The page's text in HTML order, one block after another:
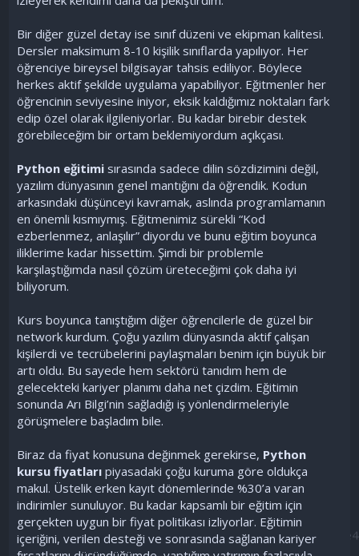
Bir diğer güzel detay ise sınıf düzeni ve ekipman kalitesi.
Dersler maksimum 8-10 kişilik sınıflarda yapılıyor. Her
öğrenciye bireysel bilgisayar tahsis ediliyor. Böylece
herkes aktif şekilde uygulama yapabiliyor. Eğitmenler her
öğrencinin seviyesine iniyor, eksik kaldığımız noktaları fark
edip özel olarak ilgileniyorlar. Bu kadar birebir destek
görebileceğim bir ortam beklemiyordum açıkçası.
Python eğitimi sırasında sadece dilin sözdizimini değil,
yazılım dünyasının genel mantığını da öğrendik. Kodun
arkasındaki düşünceyi kavramak, aslında programlamanın
en önemli kısmıymış. Eğitmenimiz sürekli “Kod
ezberlenmez, anlaşılır” diyordu ve bunu eğitim boyunca
iliklerime kadar hissettim. Şimdi bir problemle
karşılaştığımda nasıl çözüm üreteceğimi çok daha iyi
biliyorum.
Kurs boyunca tanıştığım diğer öğrencilerle de güzel bir
network kurdum. Çoğu yazılım dünyasında aktif çalışan
kişilerdi ve tecrübelerini paylaşmaları benim için büyük bir
artı oldu. Bu sayede hem sektörü tanıdım hem de
gelecekteki kariyer planımı daha net çizdim. Eğitimin
sonunda Arı Bilgi’nin sağladığı iş yönlendirmeleriyle
görüşmelere başladım bile.
Biraz da fiyat konusuna değinmek gerekirse, Python
kursu fiyatları piyasadaki çoğu kuruma göre oldukça
makul. Üstelik erken kayıt dönemlerinde %30’a varan
indirimler sunuluyor. Bu kadar kapsamlı bir eğitim için
gerçekten uygun bir fiyat politikası izliyorlar. Eğitimin
içeriğini, verilen desteği ve sonrasında sağlanan kariyer